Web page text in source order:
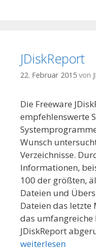
JDiskReport
22. Februar 2015 von
Die Freeware
empfehlenswerte
Wunsch
Verzeichnisse.
Informationen,
100 der größten,
Dateien und
Dateien das
das umfangreiche
JDiskReport
weiterlesen